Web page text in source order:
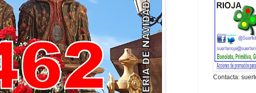
Contacta: